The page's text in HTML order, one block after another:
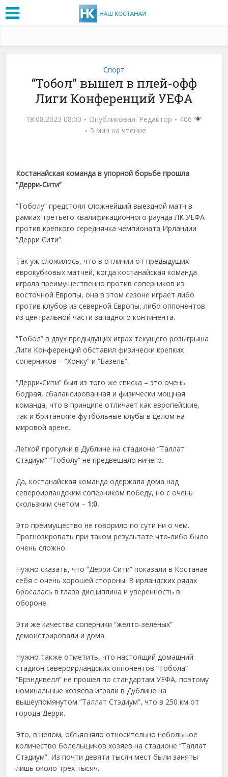
Спорт
“Тобол” вышел в плей-офф
Лиги Конференций УЕФА
18.08.2023 08:00 Опубликовал: Редактор
406
5 мин на чтение
Костанайская команда в упорной борьбе прошла
“Дерри-Сити”
“Тоболу” предстоял сложнейший выездной матч в
рамках третьего квалификационного раунда ЛК УЕФА
против крепкого середнячка чемпионата Ирландии
“Дерри Сити”.
Так уж сложилось, что в отличии от предыдущих
еврокубковых матчей, когда костанайская команда
играла преимущественно против соперников из
восточной Европы, она в этом сезоне играет либо
против клубов из северной Европы, либо оппонентов
из центральной части западного континента.
“Тобол” в двух предыдущих играх текущего розыгрыша
Лиги Конференций обставил физически крепких
соперников – “Хонку” и “Базель”.
“Дерри-Сити” был из того же списка – это очень
бодрая, сбалансированная и физически мощная
команда, что в принципе отличает как европейские,
так и британские футбольные клубы в целом на
мировой арене..
Легкой прогулки в Дублине на стадионе “Таллат
Стэдиум” “Тоболу” не предвещало ничего.
Да, костанайская команда одержала дома над
североирландским соперником победу, но с очень
скользким счетом – 1:0.
Это преимущество не говорило по сути ни о чем.
Прогнозировать при таком результате что-либо было
очень сложно.
Нужно сказать, что “Дерри-Сити” показали в Костанае
себя с очень хорошей стороны. В ирландских рядах
бросалась в глаза дисциплина и уверенность в
обороне.
Эти же качества соперники “желто-зеленых”
демонстрировали и дома.
Нужно также отметить, что настоящий домашний
стадион североирландских оппонентов “Тобола”
“Брэндивелл” не прошел по стандартам УЕФА, поэтому
номинальные хозяева играли в Дублине на
вышеупомянутом “Таллат Стэдиум”, что в 250 км от
города Дерри.
Это, в целом, объясняло относительно небольшое
количество болельщиков хозяев на стадионе “Таллат
Стэдиум”. Из почти девяти тысяч мест были заняты
лишь около трех тысяч.